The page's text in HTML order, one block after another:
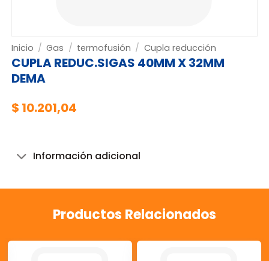
Inicio / Gas / termofusión / Cupla reducción
CUPLA REDUC.SIGAS 40MM X 32MM
DEMA
$ 10.201,04
Información adicional
Productos Relacionados